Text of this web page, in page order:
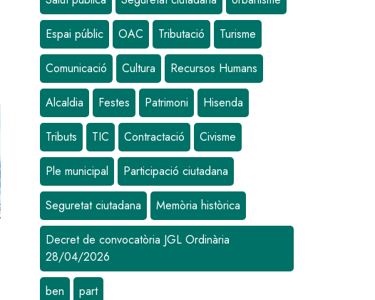
Espai públic OAC Tributació Turisme
Comunicació Cultura Recursos Humans
Alcaldia Festes Patrimoni Hisenda
Tributs TIC Contractació Civisme
Ple municipal Participació ciutadana
Seguretat ciutadana Memòria històrica
Decret de convocatòria JGL Ordinària
28/04/2026
ben part